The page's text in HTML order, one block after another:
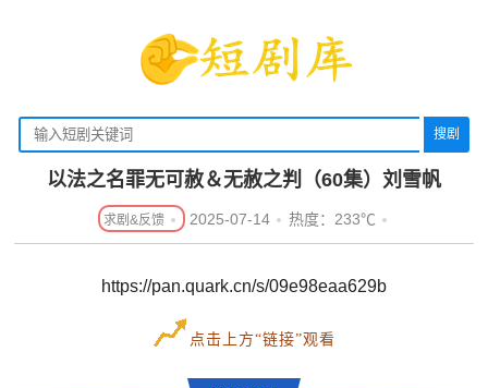
搜剧
以法之名罪无可赦＆无赦之判（60集）刘雪帆
2025-07-14 热度：233℃
https://pan.quark.cn/s/09e98eaa629b
点击上方“链接”观看